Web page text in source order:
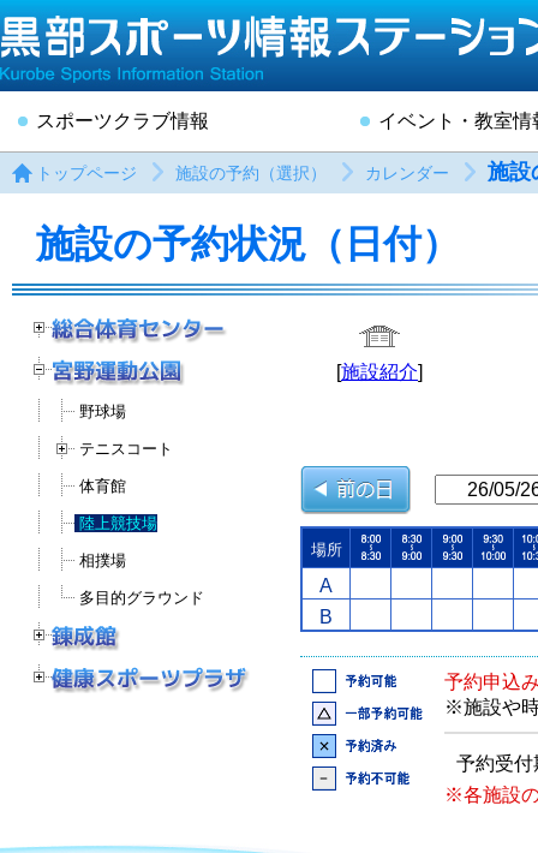
スポーツクラブ情報 イベント・教室情
トップページ 施設の予約（選択） カレンダー 施設
施設の予約状況（日付）
野球場
テニスコート
体育館
陸上競技場
相撲場
多目的グラウンド
[施設紹介]
場所
A
B
予約申込
※施設や
予約受
※各施設